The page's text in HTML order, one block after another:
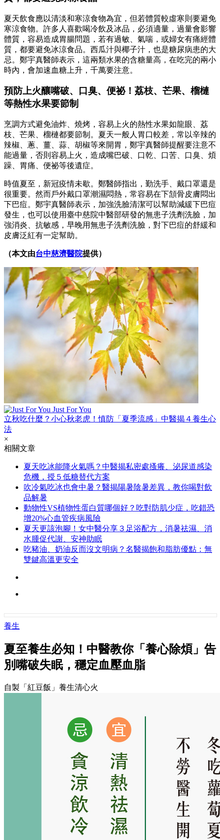
夏天飲食應以清淡和寒涼食物為宜，但若體質較虛寒則要避免
寒涼食物。許多人喜歡喝冷飲及冰品，必須適量，過量會影響
體質，容易造成胃腸問題，若有過敏、氣喘，或婦女有痛經體
質，都要避免冰涼食品。西瓜汁與椰子汁，也是糖尿病患的大
忌。鄭宇真醫師表示，這兩類水果的含糖量高，在吃完的兩小
時內，會加速血糖上升，千萬要注意。
預防上火釀嘴破、口臭、便祕！荔枝、芒果、榴槤
等熱性水果要節制
烹調方式避免油炸、燒烤，容易上火的熱性水果如龍眼、荔
枝、芒果、榴槤都要節制。夏天一般人胃口較差，常以辛辣的
辣椒、蔥、薑、蒜、胡椒等來開胃，鄭宇真醫師提醒要注意不
能過量，否則容易上火，造成嘴巴破、口乾、口苦、口臭、煩
躁、胃痛、便祕等後遺症。
時值夏至，新冠疫情未歇。鄭醫師指出，勤洗手、戴口罩還是
很重要。然而戶外戴口罩潮濕悶熱，常容易在下頷骨皮膚悶出
下巴痘。鄭宇真醫師表示，加強洗臉清潔可以幫助減緩下巴痘
發生，也可以使用臺中慈院中醫部研發的無患子洗劑洗臉，加
強消炎、抗敏感，早晚用無患子洗劑洗臉，對下巴痘的舒緩和
皮膚泛紅有一定幫助。
（本文由台中慈濟醫院提供）
Just For You
立秋吃什麼？小心秋老虎！慎防「夏季流感」中醫揭４養生心
法
×
相關文章
夏天吃冰能降火氣嗎？中醫揭私密處搔癢、泌尿道感染
危機，授５低糖替代方案
吹冷氣吃冰也會中暑？醫揭陽暑陰暑差異，教你喝對飲
品解暑
動物性VS植物性蛋白質哪個好？吃對防肌少症，吃錯恐
增20%心血管疾病風險
夏天更該泡腳！女中醫分享３足浴配方，消暑祛濕、消
水腫促代謝、安神助眠
吃豬油、奶油反而沒文明病？名醫揭飽和脂肪優點：無
雙鍵高溫更安全
養生
夏至養生必知！中醫教你「養心除煩」告
別嘴破失眠，穩定血壓血脂
自製「紅豆飯」養生清心火